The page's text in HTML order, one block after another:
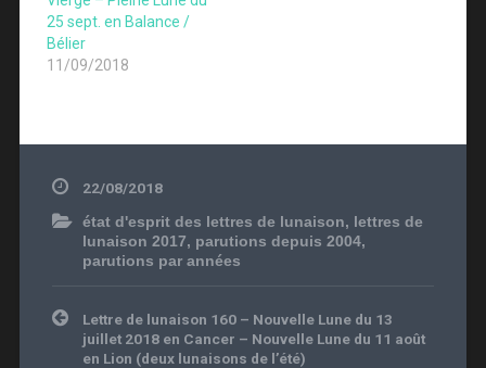
25 sept. en Balance /
Bélier
11/09/2018
22/08/2018
état d'esprit des lettres de lunaison, lettres de
lunaison 2017, parutions depuis 2004,
parutions par années
Navigation
de
l’article
Lettre de lunaison 160 – Nouvelle Lune du 13
juillet 2018 en Cancer – Nouvelle Lune du 11 août
en Lion (deux lunaisons de l’été)